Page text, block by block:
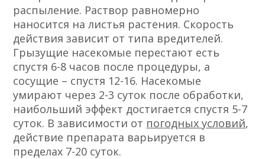
распыление. Раствор равномерно
наносится на листья растения. Скорость
действия зависит от типа вредителей.
Грызущие насекомые перестают есть
спустя 6-8 часов после процедуры, а
сосущие – спустя 12-16. Насекомые
умирают через 2-3 суток после обработки,
наибольший эффект достигается спустя 5-7
суток. В зависимости от погодных условий,
действие препарата варьируется в
пределах 7-20 суток.